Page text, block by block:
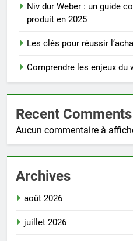
Niv dur Weber : un guide
produit en 2025
Les clés pour réussir
Comprendre les enjeux du
Recent Comments
Aucun commentaire à
Archives
août 2026
juillet 2026